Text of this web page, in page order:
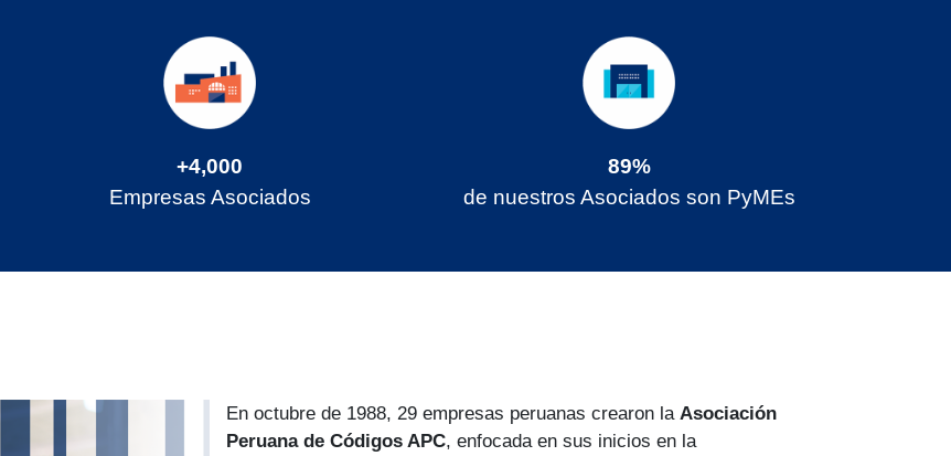
+4,000
Empresas Asociados
89%
de nuestros Asociados son PyMEs
En octubre de 1988, 29 empresas peruanas crearon la Asociación
Peruana de Códigos APC, enfocada en sus inicios en la